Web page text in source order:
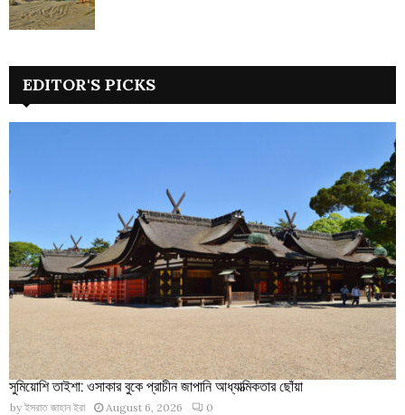
EDITOR'S PICKS
সুমিয়োশি তাইশা: ওসাকার বুকে প্রাচীন জাপানি আধ্যাত্মিকতার ছোঁয়া
by ইসরাত জাহান ইরা August 6, 2026 0